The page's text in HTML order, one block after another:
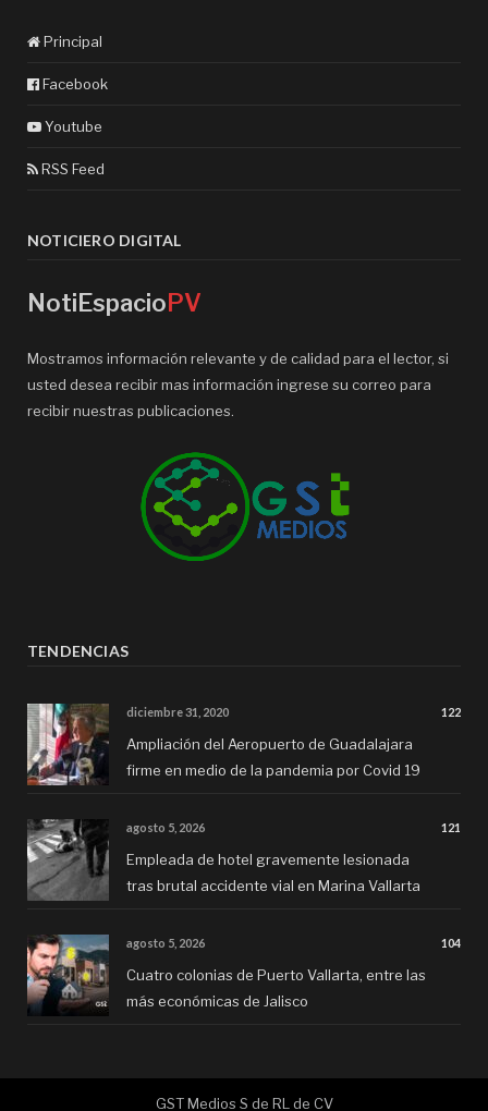
Principal
Facebook
Youtube
RSS Feed
NOTICIERO DIGITAL
NotiEspacioPV
Mostramos información relevante y de calidad para el lector, si
usted desea recibir mas información ingrese su correo para
recibir nuestras publicaciones.
TENDENCIAS
diciembre 31, 2020 122
Ampliación del Aeropuerto de Guadalajara
firme en medio de la pandemia por Covid 19
agosto 5, 2026 121
Empleada de hotel gravemente lesionada
tras brutal accidente vial en Marina Vallarta
agosto 5, 2026 104
Cuatro colonias de Puerto Vallarta, entre las
más económicas de Jalisco
GST Medios S de RL de CV